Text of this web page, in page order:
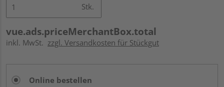
Stk.
vue.ads.priceMerchantBox.total
inkl. MwSt. zzgl. Versandkosten für Stückgut
Online bestellen